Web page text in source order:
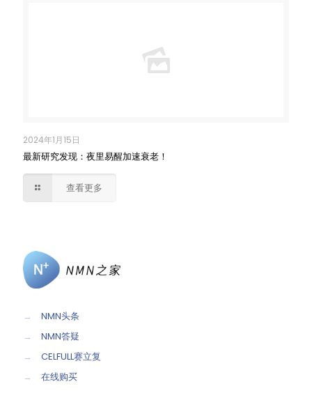
2024年1月15日
最新研究发现：夜里易醒加速衰老！
查看更多
→
NMN头条
→
NMN答疑
→
CELFULL赛立复
→
在线购买